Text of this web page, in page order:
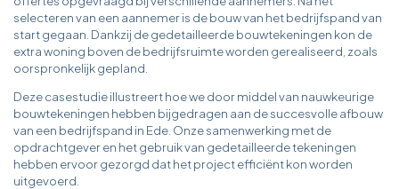
selecteren van een aannemer is de bouw van het bedrijfspand van
start gegaan. Dankzij de gedetailleerde bouwtekeningen kon de
extra woning boven de bedrijfsruimte worden gerealiseerd, zoals
oorspronkelijk gepland.
Deze casestudie illustreert hoe we door middel van nauwkeurige
bouwtekeningen hebben bijgedragen aan de succesvolle afbouw
van een bedrijfspand in Ede. Onze samenwerking met de
opdrachtgever en het gebruik van gedetailleerde tekeningen
hebben ervoor gezorgd dat het project efficiënt kon worden
uitgevoerd.